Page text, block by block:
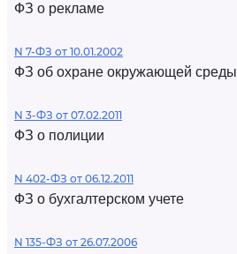
ФЗ о рекламе
N 7-ФЗ от 10.01.2002
ФЗ об охране окружающей среды
N 3-ФЗ от 07.02.2011
ФЗ о полиции
N 402-ФЗ от 06.12.2011
ФЗ о бухгалтерском учете
N 135-ФЗ от 26.07.2006